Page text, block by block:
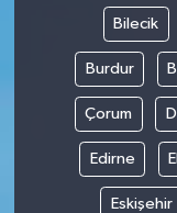
Bilecik
Burdur
Çorum
Edirne
Eskişehir